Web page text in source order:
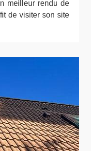
meilleur rendu de
de visiter son site